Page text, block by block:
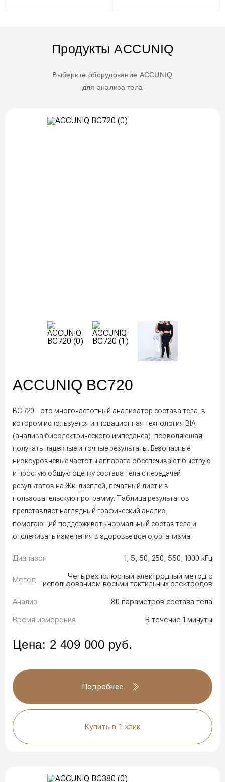
Продукты ACCUNIQ
Выберите оборудование ACCUNIQ
для анализа тела
ACCUNIQ BC720
BC 720 – это многочастотный анализатор состава тела, в
котором используется инновационная технология BIA
(анализа биоэлектрического импеданса), позволяющая
получать надежные и точные результаты. Безопасные
низкоуровневые частоты аппарата обеспечивают быструю
и простую общую оценку состава тела с передачей
результатов на Жк-дисплей, печатный лист и в
пользовательскую программу. Таблица результатов
представляет наглядный графический анализ,
помогающий поддерживать нормальный состав тела и
отслеживать изменения в здоровье всего организма.
Диапазон 1, 5, 50, 250, 550, 1000 кГц
Метод
Четырехполюсный электродный метод с
использованием восьми тактильных электродов
Анализ
80 параметров состава тела
Время измерения
В течение 1 минуты
Цена: 2 409 000 руб.
Подробнее
Купить в 1 клик